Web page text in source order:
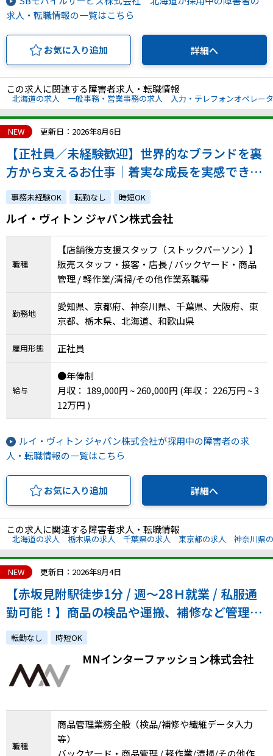
求人・転職情報の一覧はこちら
お気に入り追加 詳細へ
この求人に関連する障害者求人・転職情報
北海道の求人 一般事務・営業事務の求人 入力・テレフォンオペレー
NEW 更新日：2026年8月6日
【正社員／未経験歓迎】世界的なブランドを裏
方から支えるお仕事｜着実な成長を実感できる
環境です！｜atGPからの採用実績あり！
事務未経験OK 転勤なし 時短OK
ルイ・ヴィトン ジャパン株式会社
職種
【店舗後方支援スタッフ（ストックパーソン）】
販売スタッフ・接客・店長 / バックヤード・商品
管理 / 軽作業/清掃/その他作業系職種
勤務地
愛知県、京都府、神奈川県、千葉県、大阪府、東
京都、栃木県、北海道、和歌山県
雇用形態 正社員
給与
●年俸制
月収： 189,000円 ~ 260,000円 (年収： 226万円 ~ 3
12万円 )
ルイ・ヴィトン ジャパン株式会社が採用中の障害者の求
人・転職情報の一覧はこちら
お気に入り追加 詳細へ
この求人に関連する障害者求人・転職情報
北海道の求人 栃木県の求人 千葉県の求人 東京都の求人 神奈川県
NEW 更新日：2026年8月4日
【赤坂見附駅徒歩1分 / 週～28Ｈ就業 / 私服通
勤可能！】商品の検品や運搬、補修など管理業
務をお任せします！
転勤なし 時短OK
MNインターファッション株式会社
職種
商品管理業務全般（検品/補修や繊維データ入力
等）
バックヤード・商品管理 / 軽作業/清掃/その他作